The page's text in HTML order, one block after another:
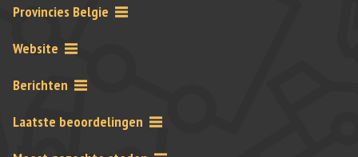
Provincies Belgie
Website
Berichten
Laatste beoordelingen